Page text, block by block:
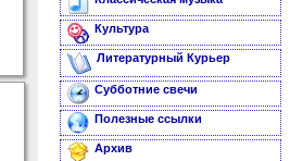
Культура
Литературный Курьер
Субботние свечи
Полезные ссылки
Архив